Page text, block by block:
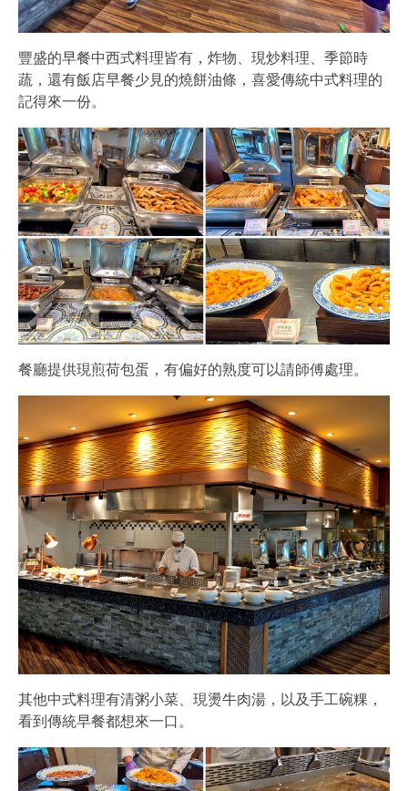
豐盛的早餐中西式料理皆有，炸物、現炒料理、季節時
蔬，還有飯店早餐少見的燒餅油條，喜愛傳統中式料理的
記得來一份。
餐廳提供現煎荷包蛋，有偏好的熟度可以請師傅處理。
其他中式料理有清粥小菜、現燙牛肉湯，以及手工碗粿，
看到傳統早餐都想來一口。